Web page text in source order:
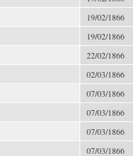
19/02/1866
19/02/1866
22/02/1866
02/03/1866
07/03/1866
07/03/1866
07/03/1866
07/03/1866